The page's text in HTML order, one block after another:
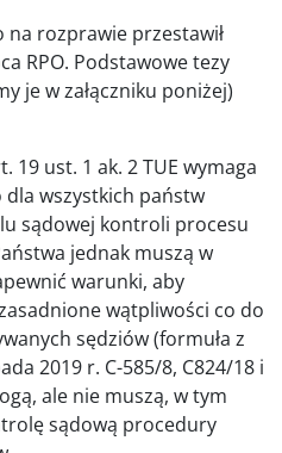
na rozprawie przestawił
RPO. Podstawowe tezy
je w załączniku poniżej)
19 ust. 1 ak. 2 TUE wymaga
wszystkich państw
sądowej kontroli procesu
jednak muszą w
warunki, aby
wątpliwości co do
sędziów (formuła z
2019 r. C-585/8, C824/18 i
ale nie muszą, w tym
sądową procedury